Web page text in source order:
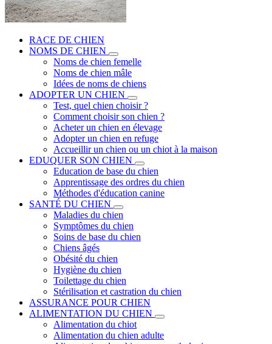
RACE DE CHIEN
NOMS DE CHIEN
Noms de chien femelle
Noms de chien mâle
Idées de noms de chiens
ADOPTER UN CHIEN
Test, quel chien choisir ?
Comment choisir son chien ?
Acheter un chien en élevage
Adopter un chien en refuge
Accueillir un chien ou un chiot à la maison
EDUQUER SON CHIEN
Education de base du chien
Apprentissage des ordres du chien
Méthodes d'éducation canine
SANTÉ DU CHIEN
Maladies du chien
Symptômes du chien
Soins de base du chien
Chiens âgés
Obésité du chien
Hygiène du chien
Toilettage du chien
Stérilisation et castration du chien
ASSURANCE POUR CHIEN
ALIMENTATION DU CHIEN
Alimentation du chiot
Alimentation du chien adulte